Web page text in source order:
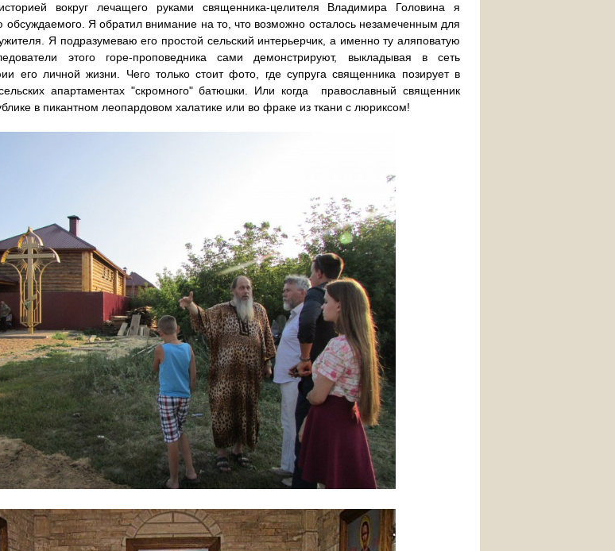
вокруг лечащего руками священника-целителя Владимира Головина я
обсуждаемого. Я обратил внимание на то, что возможно осталось незамеченным для
Я подразумеваю его простой сельский интерьерчик, а именно ту аляповатую
этого горе-проповедника сами демонстрируют, выкладывая в сеть
его личной жизни. Чего только стоит фото, где супруга священника позирует в
апартаментах "скромного" батюшки. Или когда православный священник
в пикантном леопардовом халатике или во фраке из ткани с люриксом!